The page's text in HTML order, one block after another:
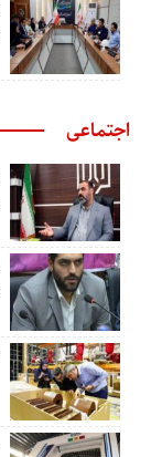
اجتماعی